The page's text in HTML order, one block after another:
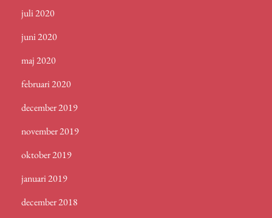
juli 2020
juni 2020
maj 2020
februari 2020
december 2019
november 2019
oktober 2019
januari 2019
december 2018